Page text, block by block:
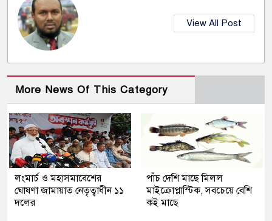
View All Post
More News Of This Category
লংমার্চ ও মহাসমাবেশের
ঘোষণা জামায়াত নেতৃত্বাধীন ১১
দলের
পাঁচ দেশি মাছে মিলল
মাইক্রোপ্লাস্টিক, সবচেয়ে বেশি
কই মাছে